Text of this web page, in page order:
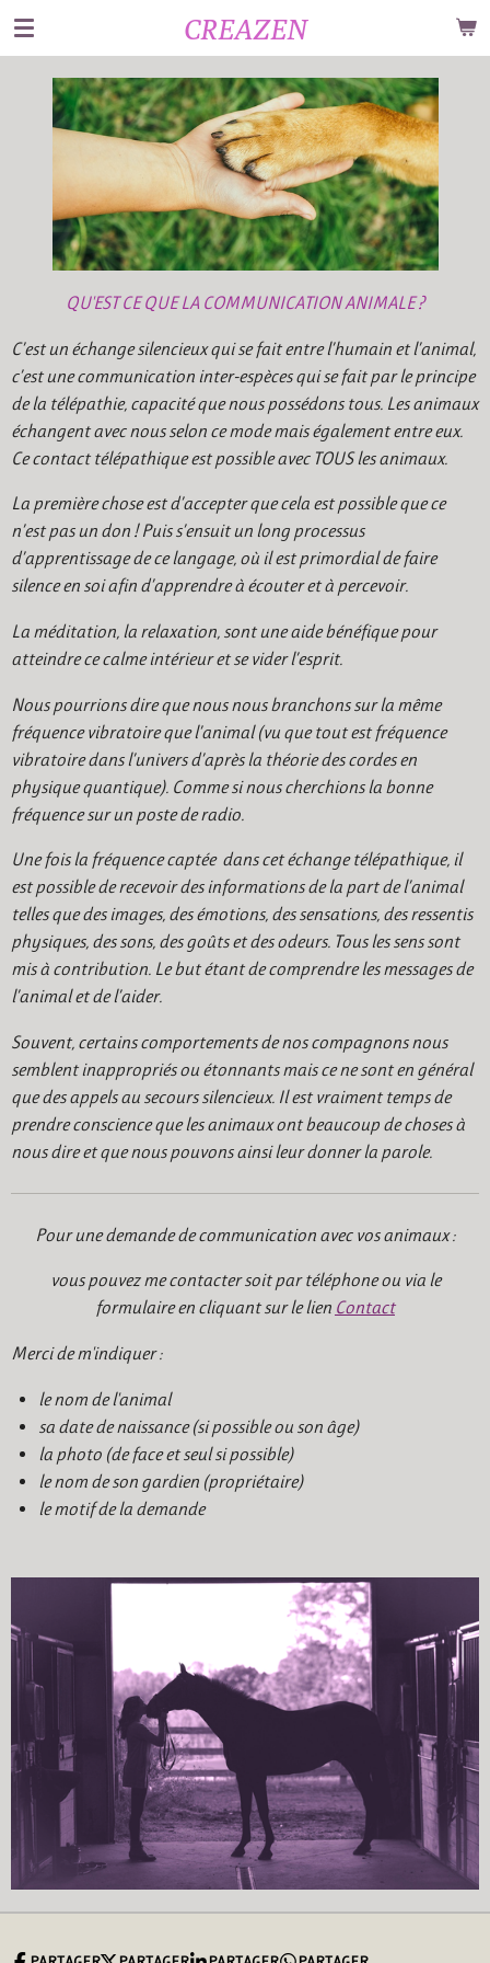
Passer
au
contenu
principal
CREAZEN
QU'EST CE QUE LA COMMUNICATION ANIMALE ?
C’est un échange silencieux qui se fait entre l’humain et l’animal,
c’est une communication inter-espèces qui se fait par le principe
de la télépathie, capacité que nous possédons tous. Les animaux
échangent avec nous selon ce mode mais également entre eux.
Ce contact télépathique est possible avec TOUS les animaux.
La première chose est d’accepter que cela est possible que ce
n’est pas un don ! Puis s’ensuit un long processus
d’apprentissage de ce langage, où il est primordial de faire
silence en soi afin d’apprendre à écouter et à percevoir.
La méditation, la relaxation, sont une aide bénéfique pour
atteindre ce calme intérieur et se vider l’esprit.
Nous pourrions dire que nous nous branchons sur la même
fréquence vibratoire que l’animal (vu que tout est fréquence
vibratoire dans l’univers d’après la théorie des cordes en
physique quantique). Comme si nous cherchions la bonne
fréquence sur un poste de radio.
Une fois la fréquence captée dans cet échange télépathique, il
est possible de recevoir des informations de la part de l’animal
telles que des images, des émotions, des sensations, des ressentis
physiques, des sons, des goûts et des odeurs. Tous les sens sont
mis à contribution. Le but étant de comprendre les messages de
l’animal et de l’aider.
Souvent, certains comportements de nos compagnons nous
semblent inappropriés ou étonnants mais ce ne sont en général
que des appels au secours silencieux. Il est vraiment temps de
prendre conscience que les animaux ont beaucoup de choses à
nous dire et que nous pouvons ainsi leur donner la parole.
Pour une demande de communication avec vos animaux :
vous pouvez me contacter soit par téléphone ou via le
formulaire en cliquant sur le lien Contact
Merci de m'indiquer :
le nom de l'animal
sa date de naissance (si possible ou son âge)
la photo (de face et seul si possible)
le nom de son gardien (propriétaire)
le motif de la demande